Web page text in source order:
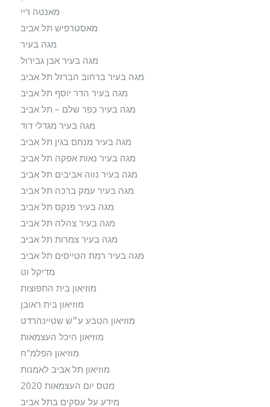
מאנטה ריי
מאסטרפיש תל אביב
מגה בעיר
מגה בעיר אבן גבירול
מגה בעיר ברחוב הברזל תל אביב
מגה בעיר הדר יוסף תל אביב
מגה בעיר כפר שלם – תל אביב
מגה בעיר מגדלי דוד
מגה בעיר מנחם בגין תל אביב
מגה בעיר נאות אפקה תל אביב
מגה בעיר נווה אביבים תל אביב
מגה בעיר עמק ברכה תל אביב
מגה בעיר פנקס תל אביב
מגה בעיר צהלה תל אביב
מגה בעיר צמרות תל אביב
מגה בעיר רמת הטייסים תל אביב
מדיקל וט
מוזיאון בית התפוצות
מוזיאון בית ראובן
מוזיאון הטבע ע״ש שטיינהרדט
מוזיאון היכל העצמאות
מוזיאון הפלמ"ח
מוזיאון תל אביב לאמנות
מטס יום העצמאות 2020
מידע על עסקים בתל אביב